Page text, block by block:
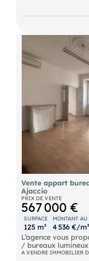
assureurs ou
must en termes
libérale. Locaux à
Dossier complet
Vente appart
Ajaccio
PRIX DE VENTE
567 000 €
SURFACE
125 m²
MONTANT AU
4 536 €/m²
L’agence vous
/ bureaux lumineux
plein centre-ville.
A VENDRE IMMOBILIER